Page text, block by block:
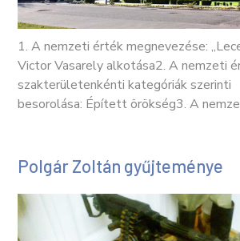
1. A nemzeti érték megnevezése:
Victor Vasarely alkotása2. A nemzeti
szakterületenkénti kategóriák szerinti
besorolása: Épített örökség3. A
Polgár Zoltán gyűjteménye